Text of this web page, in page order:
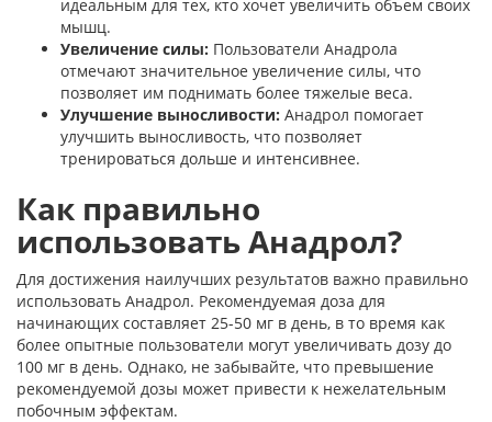
идеальным для тех, кто хочет увеличить объем своих
мышц.
Увеличение силы: Пользователи Анадрола
отмечают значительное увеличение силы, что
позволяет им поднимать более тяжелые веса.
Улучшение выносливости: Анадрол помогает
улучшить выносливость, что позволяет
тренироваться дольше и интенсивнее.
Как правильно
использовать Анадрол?
Для достижения наилучших результатов важно правильно
использовать Анадрол. Рекомендуемая доза для
начинающих составляет 25-50 мг в день, в то время как
более опытные пользователи могут увеличивать дозу до
100 мг в день. Однако, не забывайте, что превышение
рекомендуемой дозы может привести к нежелательным
побочным эффектам.